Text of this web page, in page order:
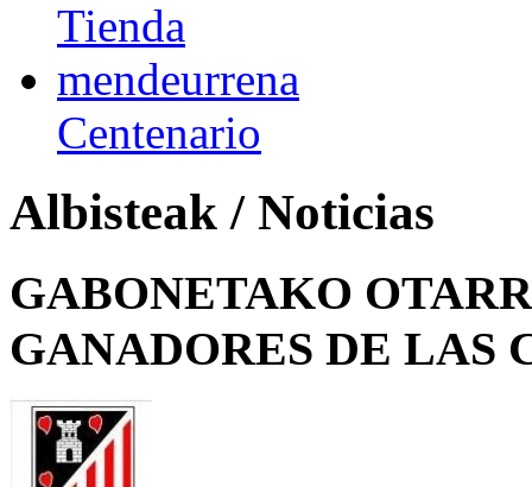
Tienda
mendeurrena
Centenario
Albisteak / Noticias
GABONETAKO
GANADORES DE LAS